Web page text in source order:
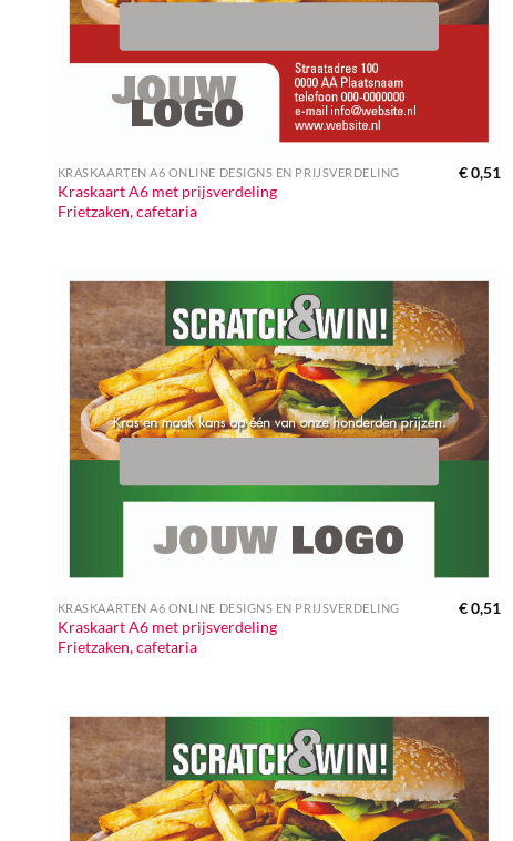
KRASKAARTEN A6 ONLINE DESIGNS EN PRIJSVERDELING
Kraskaart A6 met prijsverdeling
Frietzaken, cafetaria
€0,51
KRASKAARTEN A6 ONLINE DESIGNS EN PRIJSVERDELING
Kraskaart A6 met prijsverdeling
Frietzaken, cafetaria
€0,51